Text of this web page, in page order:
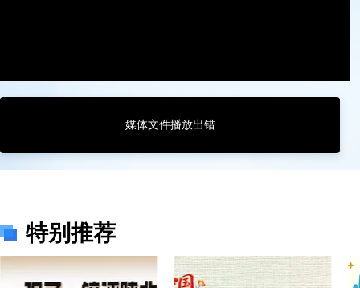
媒体文件播放出错
榆林综合广播
特别推荐